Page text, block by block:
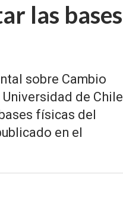
las bases
sobre Cambio
de Chile
físicas del
en el